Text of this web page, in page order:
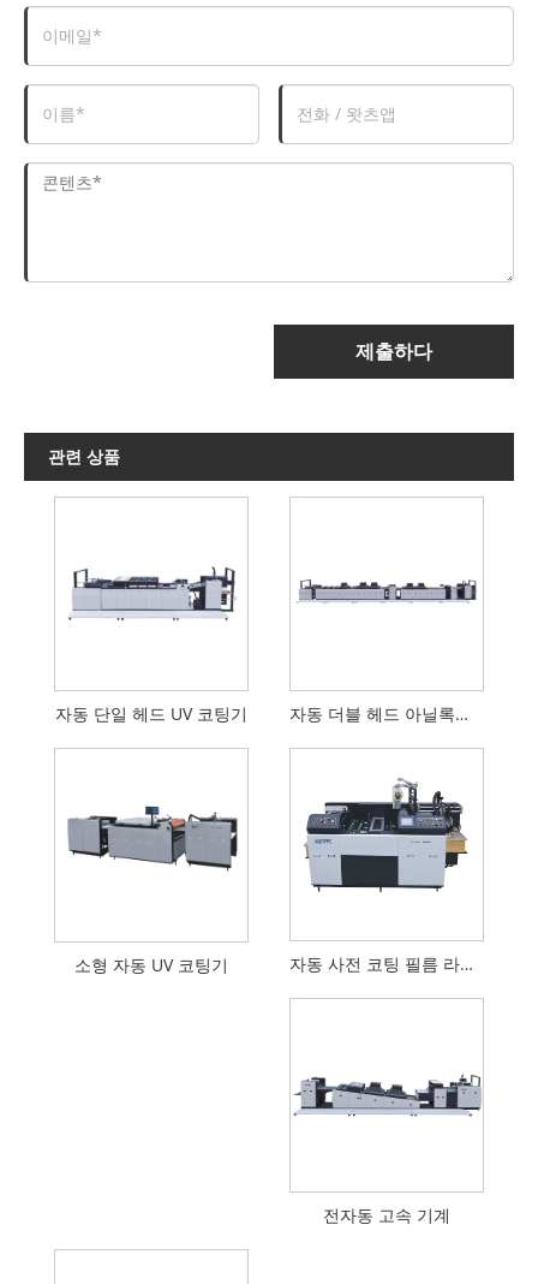
제출하다
관련 상품
자동 단일 헤드 UV 코팅기 자동 더블 헤드 아닐록스 롤러 UV 코팅기
소형 자동 UV 코팅기 자동 사전 코팅 필름 라미네이팅 기계 YFMA-540
전자동 고속 기계